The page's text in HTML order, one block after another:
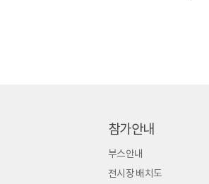
참가안내
부스안내
전시장 배치도